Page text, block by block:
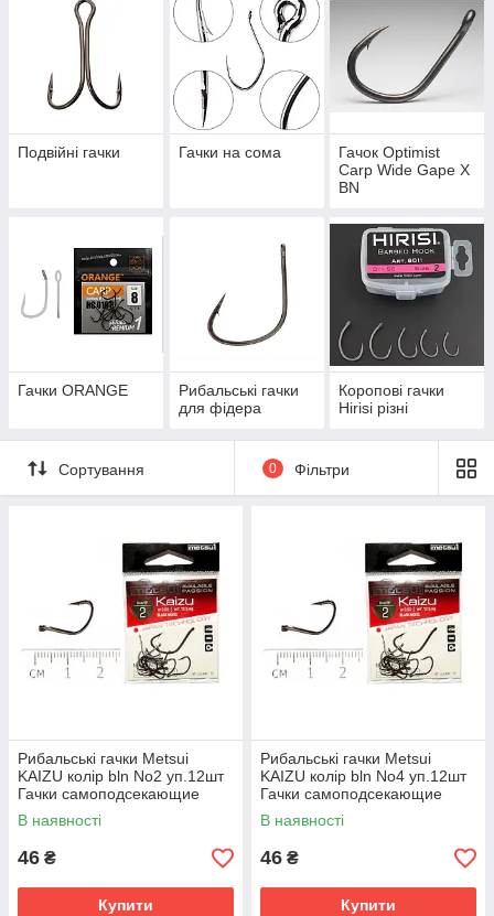
Подвійні гачки Гачки на сома
Гачок Optimist
Carp Wide Gape X
BN
Гачки ORANGE
Рибальські гачки
для фідера
Коропові гачки
Hirisi різні
Сортування 0 Фільтри
Рибальські гачки Metsui
KAIZU колір bln No2 уп.12шт
Гачки самоподсекающие
В наявності
46 ₴
Купити
Рибальські гачки Metsui
KAIZU колір bln No4 уп.12шт
Гачки самоподсекающие
В наявності
46 ₴
Купити